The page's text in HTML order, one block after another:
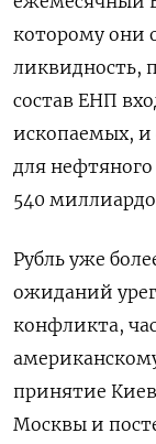
которому они
ликвидность,
состав ЕНП
ископаемых, и
для нефтяного
540
Рубль уже
ожиданий
конфликта,
принятие
Москвы и